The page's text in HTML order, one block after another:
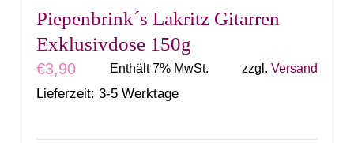
Piepenbrink´s Lakritz Gitarren
Exklusivdose 150g
€3,90 Enthält 7% MwSt. zzgl. Versand
Lieferzeit: 3-5 Werktage